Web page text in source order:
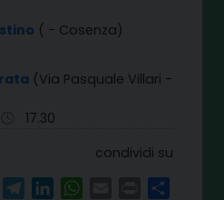
( - Cosenza)
(Via Pasquale Villari -
17.30
condividi su
TelegramLinkedInWhatsAppPrint